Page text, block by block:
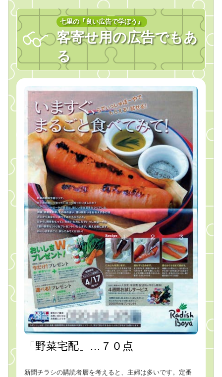
七里の『良い広告で学ぼう』
客寄せ用の広告でもあ
る
「野菜宅配」…７０点
新聞チラシの購読者層を考えると、主婦は多いです。定番